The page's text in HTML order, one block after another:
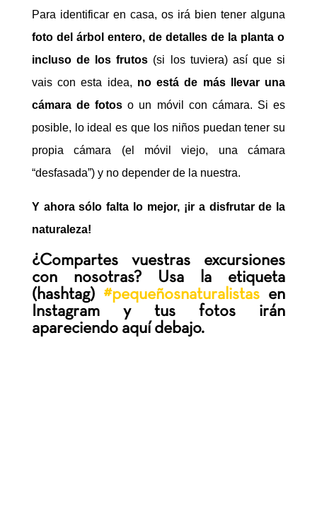
Para identificar en casa, os irá bien tener alguna
foto del árbol entero, de detalles de la planta o
incluso de los frutos (si los tuviera) así que si
vais con esta idea, no está de más llevar una
cámara de fotos o un móvil con cámara. Si es
posible, lo ideal es que los niños puedan tener su
propia cámara (el móvil viejo, una cámara
“desfasada”) y no depender de la nuestra.
Y ahora sólo falta lo mejor, ¡ir a disfrutar de la
naturaleza!
¿Compartes vuestras excursiones
con nosotras? Usa la etiqueta
(hashtag) #pequeñosnaturalistas en
Instagramy tus fotos irán
apareciendo aquí debajo.